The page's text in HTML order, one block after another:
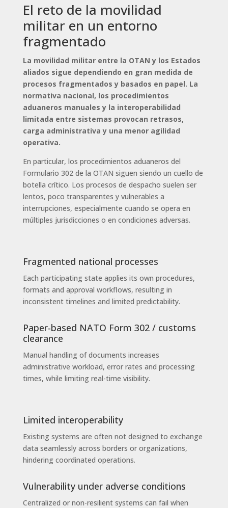
El reto de la movilidad
militar en un entorno
fragmentado
La movilidad militar entre la OTAN y los Estados
aliados sigue dependiendo en gran medida de
procesos fragmentados y basados en papel. La
normativa nacional, los procedimientos
aduaneros manuales y la interoperabilidad
limitada entre sistemas provocan retrasos,
carga administrativa y una menor agilidad
operativa.
En particular, los procedimientos aduaneros del
Formulario 302 de la OTAN siguen siendo un cuello de
botella crítico. Los procesos de despacho suelen ser
lentos, poco transparentes y vulnerables a
interrupciones, especialmente cuando se opera en
múltiples jurisdicciones o en condiciones adversas.
Fragmented national processes
Each participating state applies its own procedures,
formats and approval workflows, resulting in
inconsistent timelines and limited predictability.
Paper-based NATO Form 302 / customs
clearance
Manual handling of documents increases
administrative workload, error rates and processing
times, while limiting real-time visibility.
Limited interoperability
Existing systems are often not designed to exchange
data seamlessly across borders or organizations,
hindering coordinated operations.
Vulnerability under adverse conditions
Centralized or non-resilient systems can fail when